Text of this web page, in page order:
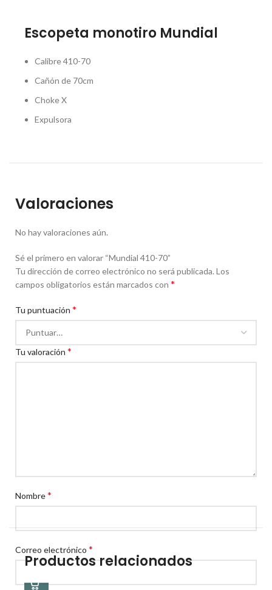
Escopeta monotiro Mundial
Calibre 410-70
Cañón de 70cm
Choke X
Expulsora
Valoraciones
No hay valoraciones aún.
Sé el primero en valorar “Mundial 410-70”
Tu dirección de correo electrónico no será publicada. Los
campos obligatorios están marcados con *
Tu puntuación *
Tu valoración *
Nombre*
Correo electrónico *
Productos relacionados